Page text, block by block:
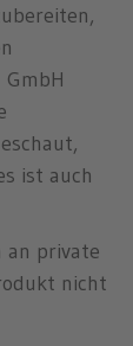
ist auch
an private
nicht